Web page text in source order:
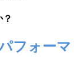
フォーマ